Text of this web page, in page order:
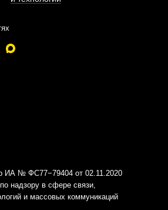
ИА № ФС77−79404 от 02.11.2020
надзору в сфере связи,
и массовых коммуникаций